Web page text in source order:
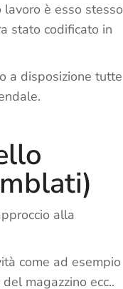
è esso stesso
stato codificato in
a disposizione tutte
alla
come ad esempio
magazzino ecc..